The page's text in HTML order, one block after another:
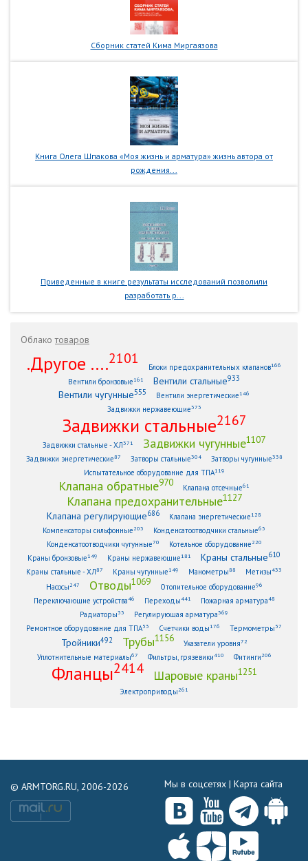
Сборник статей Кима Миргаязова
Книга Олега Шпакова «Моя жизнь и арматура» жизнь автора от
рождения...
Приведенные в книге результаты исследований позволили
разработать р...
Облакотоваров
.Другое ....2101
Блоки предохранительных клапанов166
Вентили бронзовые161 Вентили стальные933
Вентили чугунные555 Вентили энергетические146
Задвижки нержавеющие373
Задвижки стальные2167
Задвижки стальные - ХЛ371 Задвижки чугунные1107
Задвижки энергетические87 Затворы стальные304 Затворы чугунные338
Испытательное оборудование для ТПА119
Клапана обратные970 Клапана отсечные61
Клапана предохранительные1127
Клапана регулирующие686 Клапана энергетические128
Компенсаторы сильфонные 203 Конденсатоотводчики стальные63
Конденсатоотводчики чугунные70 Котельное оборудование 220
Краны бронзовые149 Краны нержавеющие181 Краны стальные610
Краны стальные - ХЛ87 Краны чугунные149 Манометры88 Метизы433
Насосы 247 Отводы1069 Отопительное оборудование96
Переключающие устройства46 Переходы441 Пожарная арматура48
Радиаторы33 Регулирующая арматура369
Ремонтное оборудование для ТПА53 Счетчики воды176 Термометры 57
Тройники492 Трубы1156 Указатели уровня72
Уплотнительные материалы67 Фильтры, грязевики410 Фитинги 206
Фланцы2414 Шаровые краны1251
Электроприводы 261
© ARMTORG.RU, 2006-2026 Мы в соцсетях | Карта сайта